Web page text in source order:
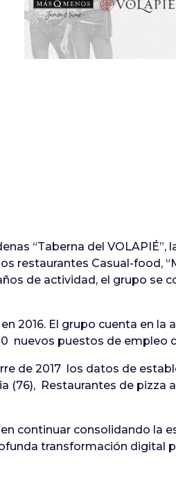
2026 2 - 08
“Taberna del VOLAPIÉ”,
restaurantes Casual-food,
de actividad, el grupo se
2016. El grupo cuenta en
nuevos puestos de empleo
de 2017 los datos de
(76), Restaurantes de
continuar consolidando la
transformación digital